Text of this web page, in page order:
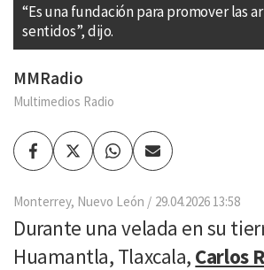
“Es una fundación para promover las
sentidos”, dijo.
MMRadio
Multimedios Radio
FacebookTwitterWhatsapp
Enviar
por
Monterrey, Nuevo León 29.04.2026 13:58
Durante una velada en su
Huamantla, Tlaxcala, Carlos